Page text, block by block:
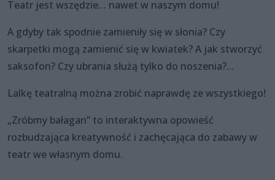
Teatr jest wszędzie… nawet w naszym domu!
A gdyby tak spodnie zamieniły się w słonia? Czy
skarpetki mogą zamienić się w kwiatek? A jak stworzyć
saksofon? Czy ubrania służą tylko do noszenia?...
Lalkę teatralną można zrobić naprawdę ze wszystkiego!
„Zróbmy bałagan” to interaktywna opowieść
rozbudzająca kreatywność i zachęcająca do zabawy w
teatr we własnym domu.